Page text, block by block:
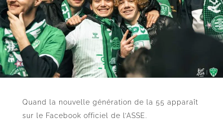
Quand la nouvelle génération de la 55 apparaît
sur le Facebook officiel de l’ASSE.